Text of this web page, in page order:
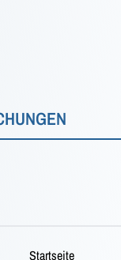
Startseite